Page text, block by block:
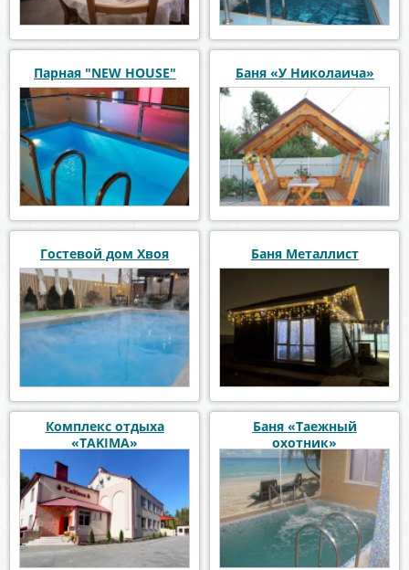
Парная "NEW HOUSE" Баня «У Николаича»
Гостевой дом Хвоя Баня Металлист
Комплекс отдыха
«TAKIMA»
Баня «Таежный
охотник»